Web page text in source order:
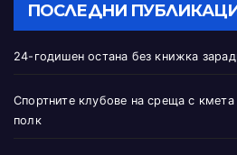
ПОСЛЕДНИ
24-годишен остана без книжка
Спортните клубове на среща с
полк